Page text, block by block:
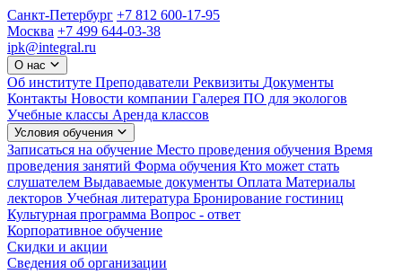
Санкт-Петербург +7 812 600-17-95
Москва +7 499 644-03-38
ipk@integral.ru
О нас
Об институте Преподаватели Реквизиты Документы
Контакты Новости компании Галерея ПО для экологов
Учебные классы Аренда классов
Условия обучения
Записаться на обучение Место проведения обучения Время
проведения занятий Форма обучения Кто может стать
слушателем Выдаваемые документы Оплата Материалы
лекторов Учебная литература Бронирование гостиниц
Культурная программа Вопрос - ответ
Корпоративное обучение
Скидки и акции
Сведения об организации